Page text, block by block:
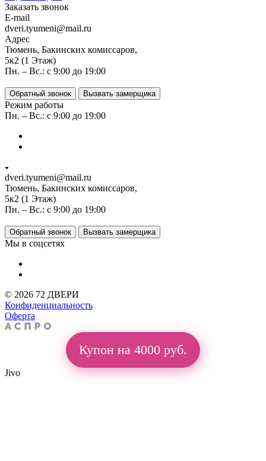
Заказать звонок
E-mail
dveri.tyumeni@mail.ru
Адрес
Тюмень, Бакинских комиссаров,
5к2 (1 Этаж)
Пн. – Вс.: с 9:00 до 19:00
Обратный звонок Вызвать замерщика
Режим работы
Пн. – Вс.: с 9:00 до 19:00
dveri.tyumeni@mail.ru
Тюмень, Бакинских комиссаров,
5к2 (1 Этаж)
Пн. – Вс.: с 9:00 до 19:00
Обратный звонок Вызвать замерщика
Мы в соцсетях
© 2026 72 ДВЕРИ
Конфиденциальность
Оферта
Купон на 4000 руб.
Jivo